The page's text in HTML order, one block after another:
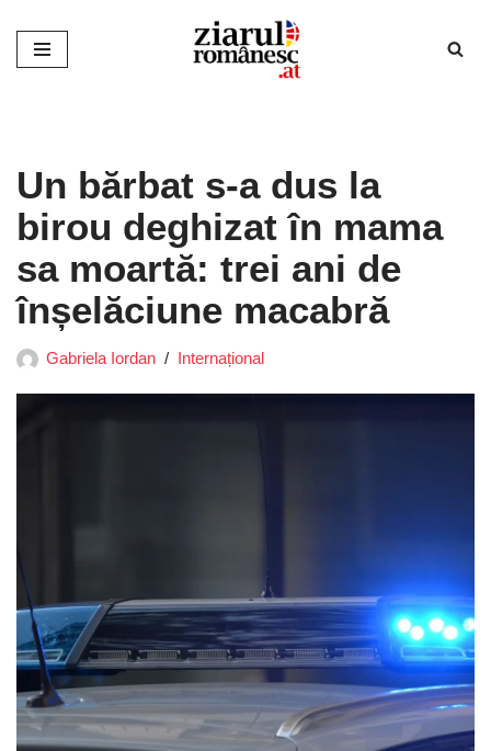
Sari
Un bărbat s-a dus la
birou deghizat în mama
sa moartă: trei ani de
înșelăciune macabră
Gabriela Iordan Internațional